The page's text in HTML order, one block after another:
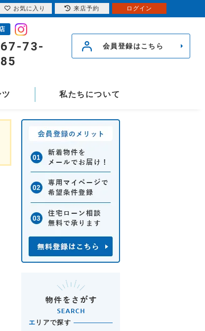
73-
会員登録はこちら
私たちについて
エ リアで探す
お気に入り 来店予約 ログイン